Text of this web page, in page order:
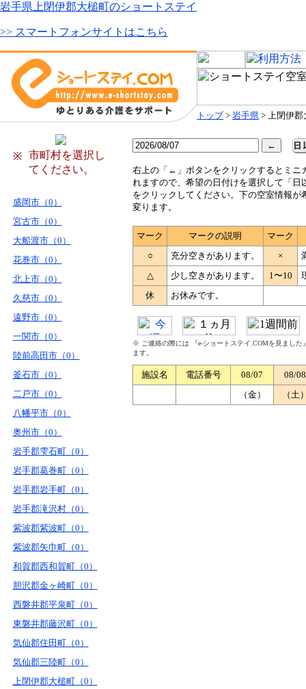
岩手県上閉伊郡大槌町のショートステイ
>> スマートフォンサイトはこちら
トップ> 岩手県 > 上閉伊郡
※
市町村を選択し
てください。
盛岡市（0）
宮古市（0）
大船渡市（0）
花巻市（0）
北上市（0）
久慈市（0）
遠野市（0）
一関市（0）
陸前高田市（0）
釜石市（0）
二戸市（0）
八幡平市（0）
奥州市（0）
岩手郡雫石町（0）
岩手郡葛巻町（0）
岩手郡岩手町（0）
岩手郡滝沢村（0）
紫波郡紫波町（0）
紫波郡矢巾町（0）
和賀郡西和賀町（0）
胆沢郡金ヶ崎町（0）
西磐井郡平泉町（0）
東磐井郡藤沢町（0）
気仙郡住田町（0）
気仙郡三陸町（0）
上閉伊郡大槌町（0）
右上の「←」ボタンをクリックするとミニ
れますので、希望の日付けを選択して「日
をクリックしてください。下の空室情報が
変ります。
マーク マークの説明
マーク
○
充分空きがあります。 ×
△
少し空きがあります。 1〜10
休
お休みです。
※ ご連絡の際には 『e-ショートステイ.COMを見まし
ます。
施設名 電話番号 08/07
08/08
（金）
（土